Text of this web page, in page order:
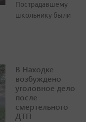
Пострадавшему
школьнику были
В Находке
возбуждено
уголовное дело
после
смертельного
ДТП